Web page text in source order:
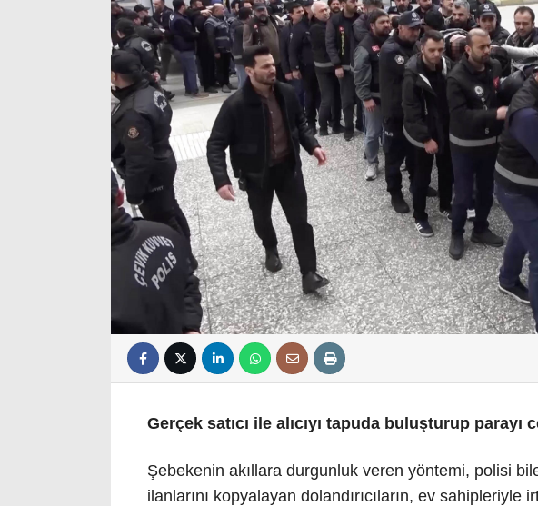
Gerçek satıcı ile alıcıyı tapuda buluşturup
Şebekenin akıllara durgunluk veren yöntemi, polisi
ilanlarını kopyalayan dolandırıcıların, ev sahipleriyle